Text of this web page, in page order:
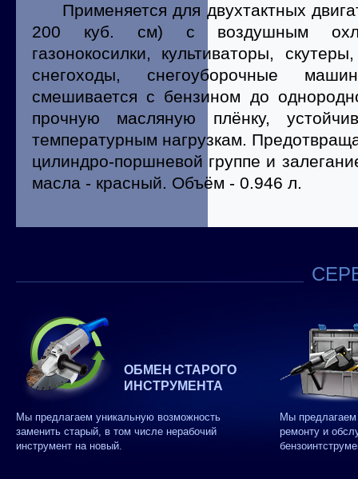
Применяется для двухтактных
200 куб. см) с воздушным
газонокосилки, культиваторы,
снегоходы, снегоуборочные
смешивается с бензином до
прочную масляную плёнку,
температурным нагрузкам.
цилиндро-поршневой группе и
масла - красный. Объём - 0.946 л.
ОБМЕН СТАРОГО
ИНСТРУМЕНТА
Мы предлагаем уникальную возможность
заменить старый, в том числе нерабочий
инструмент на новый.
Мы
ремонту и